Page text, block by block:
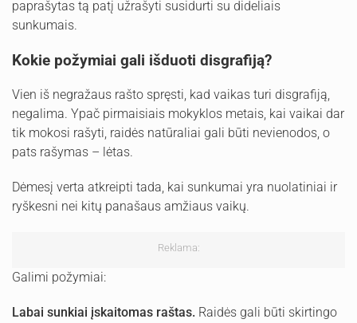
paprašytas tą patį užrašyti susidurti su dideliais
sunkumais.
Kokie požymiai gali išduoti disgrafiją?
Vien iš negražaus rašto spręsti, kad vaikas turi disgrafiją,
negalima. Ypač pirmaisiais mokyklos metais, kai vaikai dar
tik mokosi rašyti, raidės natūraliai gali būti nevienodos, o
pats rašymas – lėtas.
Dėmesį verta atkreipti tada, kai sunkumai yra nuolatiniai ir
ryškesni nei kitų panašaus amžiaus vaikų.
Reklama:
Galimi požymiai:
Labai sunkiai įskaitomas raštas. Raidės gali būti skirtingo